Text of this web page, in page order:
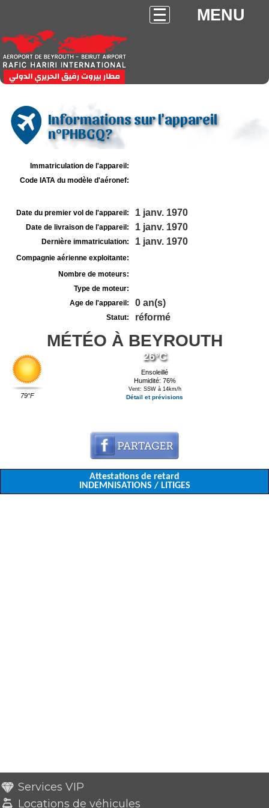
MENU
Informations sur l'appareil
n°PHBGQ?
Immatriculation de l'appareil:
Code IATA du modèle d'aéronef:
Date du premier vol de l'appareil: 1 janv. 1970
Date de livraison de l'appareil: 1 janv. 1970
Dernière immatriculation: 1 janv. 1970
Compagnie aérienne exploitante:
Nombre de moteurs:
Type de moteur:
Age de l'appareil:
0 an(s)
Statut: réformé
MÉTÉO À BEYROUTH
79°F
26°C
Ensoleillé
Humidité: 76%
Vent: SSW à 14km/h
Détail et prévisions
Attestations de retard
INDEMNISATIONS / LITIGES
Services VIP
Locations de véhicules